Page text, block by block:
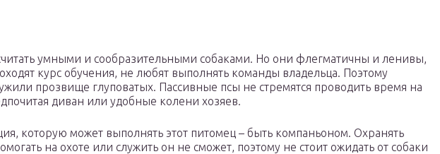
умными и сообразительными собаками. Но они флегматичны и ленивы,
курс обучения, не любят выполнять команды владельца. Поэтому
прозвище глуповатых. Пассивные псы не стремятся проводить время на
диван или удобные колени хозяев.
которую может выполнять этот питомец – быть компаньоном. Охранять
на охоте или служить он не сможет, поэтому не стоит ожидать от собаки